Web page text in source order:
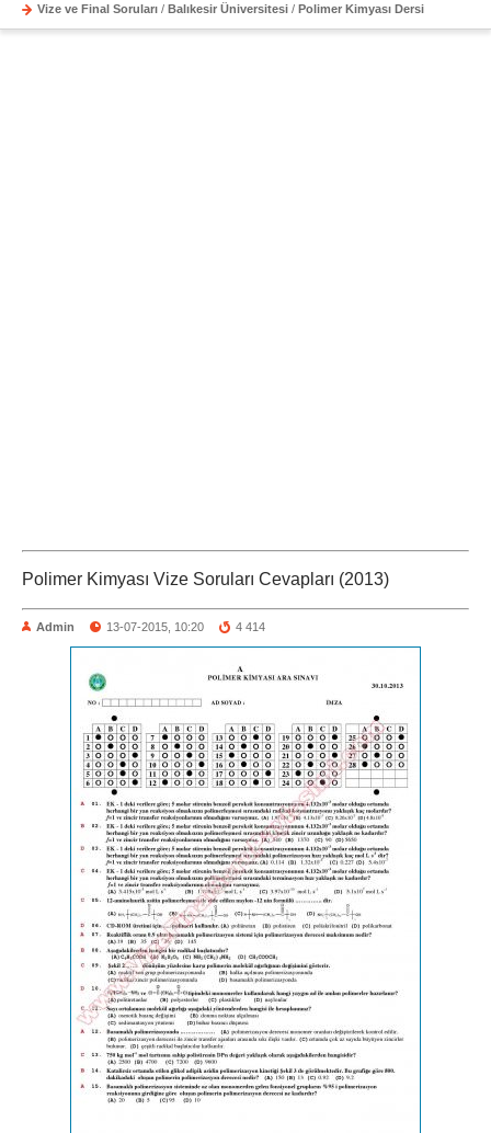
Vize ve Final Soruları / Balıkesir Üniversitesi / Polimer Kimyası Dersi
Polimer Kimyası Vize Soruları Cevapları (2013)
Admin 13-07-2015, 10:20 4 414